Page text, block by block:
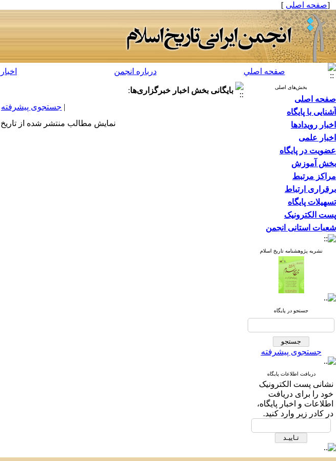
[صفحه اصلی ]
صفحه اصلي درباره انجمن
بخش‌های اصلی
صفحه اصلی
آشنایی با پایگاه
اخبار رویدادها
اخبار علمی
عضویت در پایگاه
بخش آموزش
مراکز مرتبط
برقراری ارتباط
تسهیلات پایگاه
پست الکترونیک
شعبات استانی انجمن
نشریه پژوهشنامه تاریخ اسلام
جستجو در پایگاه
جستجوی پیشرفته
دریافت اطلاعات پایگاه
نشانی پست الکترونیک
خود را برای دریافت
اطلاعات و اخبار پایگاه،
در کادر زیر وارد کنید.
بایگانی بخش اخبار خبرگزاری‌ها:
| جستجوی پیشرفته
نمایش مطالب منتشر شده از تاریخ